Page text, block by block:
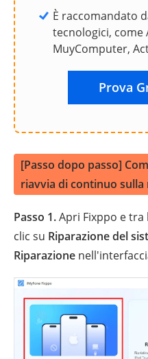
È raccomandato
tecnologici, come
MuyComputer,
Prova
[Passo dopo passo]
riavvia di continuo sulla
Passo 1.Apri Fixppo e
clic su Riparazione del
Riparazione